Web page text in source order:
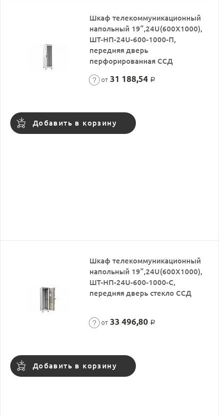
Шкаф телекоммуникационный
напольный 19”,24U(600X1000),
ШТ-НП-24U-600-1000-П,
передняя дверь
перфорированная ССД
от 31 188,54 Р
Добавить в корзину
Шкаф телекоммуникационный
напольный 19”,24U(600X1000),
ШТ-НП-24U-600-1000-С,
передняя дверь стекло ССД
от 33 496,80 Р
Добавить в корзину